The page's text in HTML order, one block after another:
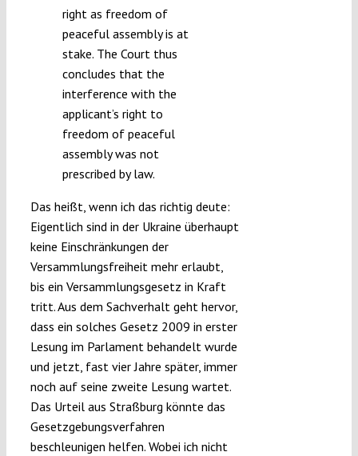
right as freedom of
peaceful assembly is at
stake. The Court thus
concludes that the
interference with the
applicant’s right to
freedom of peaceful
assembly was not
prescribed by law.
Das heißt, wenn ich das richtig deute:
Eigentlich sind in der Ukraine überhaupt
keine Einschränkungen der
Versammlungsfreiheit mehr erlaubt,
bis ein Versammlungsgesetz in Kraft
tritt. Aus dem Sachverhalt geht hervor,
dass ein solches Gesetz 2009 in erster
Lesung im Parlament behandelt wurde
und jetzt, fast vier Jahre später, immer
noch auf seine zweite Lesung wartet.
Das Urteil aus Straßburg könnte das
Gesetzgebungsverfahren
beschleunigen helfen. Wobei ich nicht